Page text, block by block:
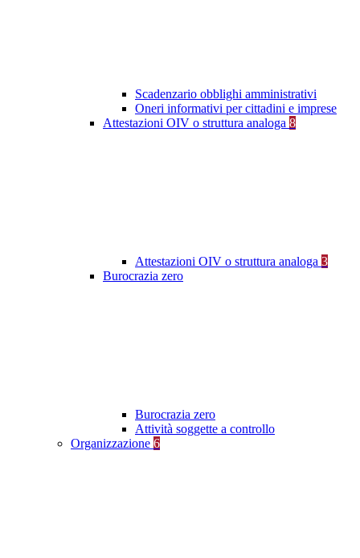
Scadenzario obblighi amministrativi
Oneri informativi per cittadini e imprese
Attestazioni OIV o struttura analoga 8
Attestazioni OIV o struttura analoga 3
Burocrazia zero
Burocrazia zero
Attività soggette a controllo
Organizzazione 6